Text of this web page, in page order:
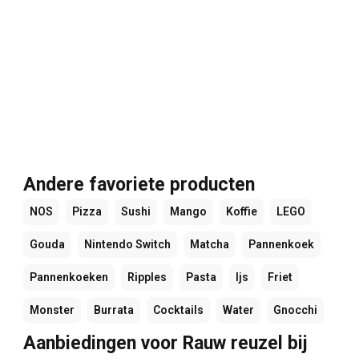
Andere favoriete producten
NOS Pizza Sushi Mango Koffie LEGO
Gouda Nintendo Switch Matcha Pannenkoek
Pannenkoeken Ripples Pasta Ijs Friet
Monster Burrata Cocktails Water Gnocchi
Aanbiedingen voor Rauw reuzel bij